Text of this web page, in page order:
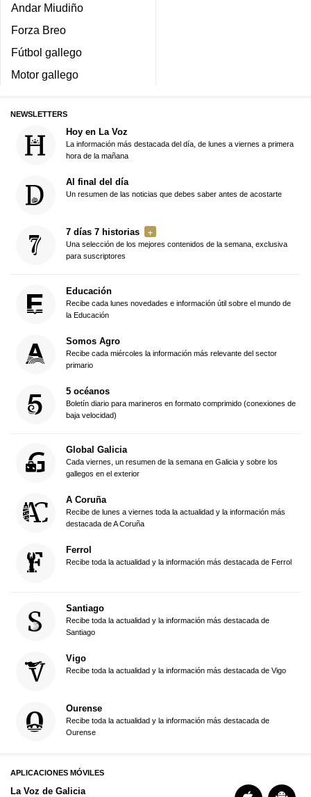
Andar Miudiño
Forza Breo
Fútbol gallego
Motor gallego
NEWSLETTERS
Hoy en La Voz
La información más destacada del día, de lunes a viernes a primera
hora de la mañana
Al final del día
Un resumen de las noticias que debes saber antes de acostarte
7 días 7 historias
Una selección de los mejores contenidos de la semana, exclusiva
para suscriptores
Educación
Recibe cada lunes novedades e información útil sobre el mundo de
la Educación
Somos Agro
Recibe cada miércoles la información más relevante del sector
primario
5 océanos
Boletín diario para marineros en formato comprimido (conexiones de
baja velocidad)
Global Galicia
Cada viernes, un resumen de la semana en Galicia y sobre los
gallegos en el exterior
A Coruña
Recibe de lunes a viernes toda la actualidad y la información más
destacada de A Coruña
Ferrol
Recibe toda la actualidad y la información más destacada de Ferrol
Santiago
Recibe toda la actualidad y la información más destacada de
Santiago
Vigo
Recibe toda la actualidad y la información más destacada de Vigo
Ourense
Recibe toda la actualidad y la información más destacada de
Ourense
APLICACIONES MÓVILES
La Voz de Galicia